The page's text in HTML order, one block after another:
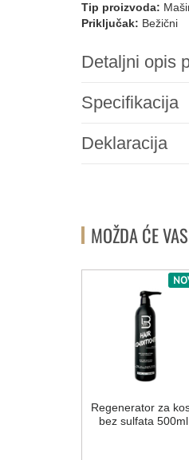
Tip proizvoda:
Priključak: Bežični
Detaljni opis
Specifikacija
Deklaracija
MOŽDA ĆE
Regenerator za
bez sulfata 500ml